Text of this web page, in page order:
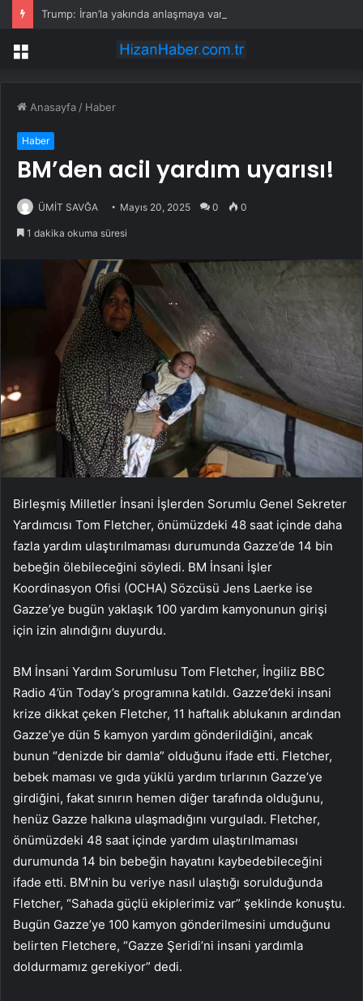
Trump: İran’la yakında anlaşmaya varabiliriz
Menü
Anasayfa / Haber
Haber
BM’den acil yardım uyarısı!
ÜMİT SAVĞA Mayıs 20, 2025 0 0
1 dakika okuma süresi
Birleşmiş Milletler İnsani İşlerden Sorumlu Genel Sekreter
Yardımcısı Tom Fletcher, önümüzdeki 48 saat içinde daha
fazla yardım ulaştırılmaması durumunda Gazze’de 14 bin
bebeğin ölebileceğini söyledi. BM İnsani İşler
Koordinasyon Ofisi (OCHA) Sözcüsü Jens Laerke ise
Gazze’ye bugün yaklaşık 100 yardım kamyonunun girişi
için izin alındığını duyurdu.
BM İnsani Yardım Sorumlusu Tom Fletcher, İngiliz BBC
Radio 4’ün Today’s programına katıldı. Gazze’deki insani
krize dikkat çeken Fletcher, 11 haftalık ablukanın ardından
Gazze’ye dün 5 kamyon yardım gönderildiğini, ancak
bunun “denizde bir damla” olduğunu ifade etti. Fletcher,
bebek maması ve gıda yüklü yardım tırlarının Gazze’ye
girdiğini, fakat sınırın hemen diğer tarafında olduğunu,
henüz Gazze halkına ulaşmadığını vurguladı. Fletcher,
önümüzdeki 48 saat içinde yardım ulaştırılmaması
durumunda 14 bin bebeğin hayatını kaybedebileceğini
ifade etti. BM’nin bu veriye nasıl ulaştığı sorulduğunda
Fletcher, “Sahada güçlü ekiplerimiz var” şeklinde konuştu.
Bugün Gazze’ye 100 kamyon gönderilmesini umduğunu
belirten Fletchere, “Gazze Şeridi’ni insani yardımla
doldurmamız gerekiyor” dedi.